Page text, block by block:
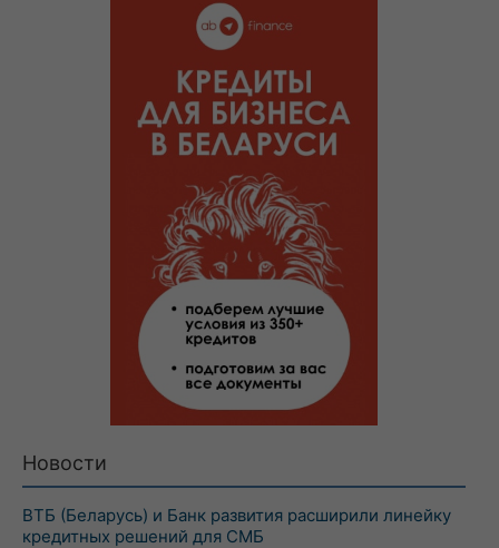
Новости
ВТБ (Беларусь) и Банк развития расширили линейку
кредитных решений для СМБ